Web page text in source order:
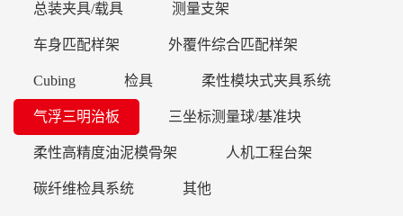
总装夹具/载具 测量支架
车身匹配样架 外覆件综合匹配样架
Cubing 检具 柔性模块式夹具系统
气浮三明治板 三坐标测量球/基准块
柔性高精度油泥模骨架 人机工程台架
碳纤维检具系统 其他